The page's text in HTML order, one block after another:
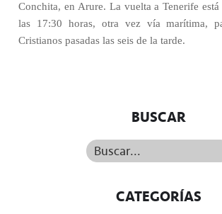
Conchita, en Arure. La vuelta a Tenerife está
las 17:30 horas, otra vez vía marítima,
Cristianos pasadas las seis de la tarde.
BUSCAR
Buscar...
CATEGORÍAS